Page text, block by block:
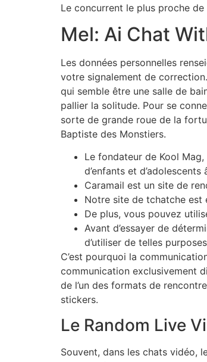
Le concurrent le plus proche
Mel: Ai Chat
Les données personnelles
votre signalement de
qui semble être une salle de
pallier la solitude. Pour se
sorte de grande roue de la
Baptiste des Monstiers.
Le fondateur de Kool
d’enfants et
Caramail est un site de
Notre site de tchatche est
De plus, vous pouvez
Avant d’essayer de
d’utiliser de telles
C’est pourquoi la
communication exclusivement
de l’un des formats de
stickers.
Le Random Live
Souvent, dans les chats vidéo,